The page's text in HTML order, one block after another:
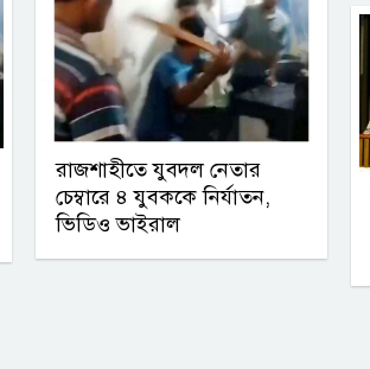
রাজশাহীতে যুবদল নেতার
চেম্বারে ৪ যুবককে নির্যাতন,
ভিডিও ভাইরাল